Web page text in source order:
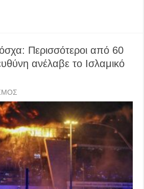
Περισσότεροι από 60
ανέλαβε το Ισλαμικό